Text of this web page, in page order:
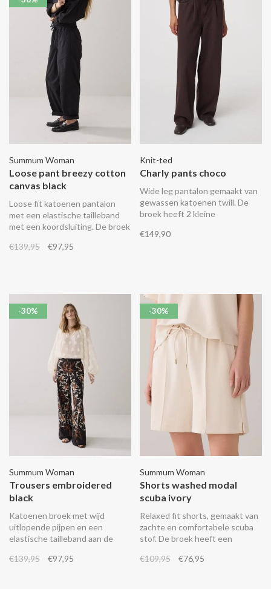
Summum Woman
Loose pant breezy cotton
canvas black
Loose fit katoenen pantalon
met een elastische tailleband
met een koordsluiting. De broek
omslag, twee steekzakken met
€139,95 €97,95
Knit-ted
Charly pants choco
Wide leg pantalon gemaakt van
gewassen katoenen twill. De
broek heeft 2 kleine
een elastische tailleband aan de
€149,90
-30%
Summum Woman
Trousers embroidered
black
Katoenen broek met wijd
uitlopende pijpen en een
elastische tailleband aan de
met geborduurde bloemen.
€139,95 €97,95
-30%
Summum Woman
Shorts washed modal
scuba ivory
Relaxed fit shorts, gemaakt van
zachte en comfortabele scuba
stof. De broek heeft een
koordsluiting met gouden
€109,95 €76,95